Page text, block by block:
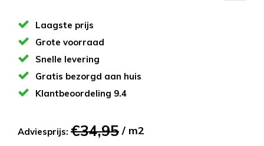
Laagste prijs
Grote voorraad
Snelle levering
Gratis bezorgd aan huis
Klantbeoordeling 9.4
Adviesprijs: €34,95 / m2